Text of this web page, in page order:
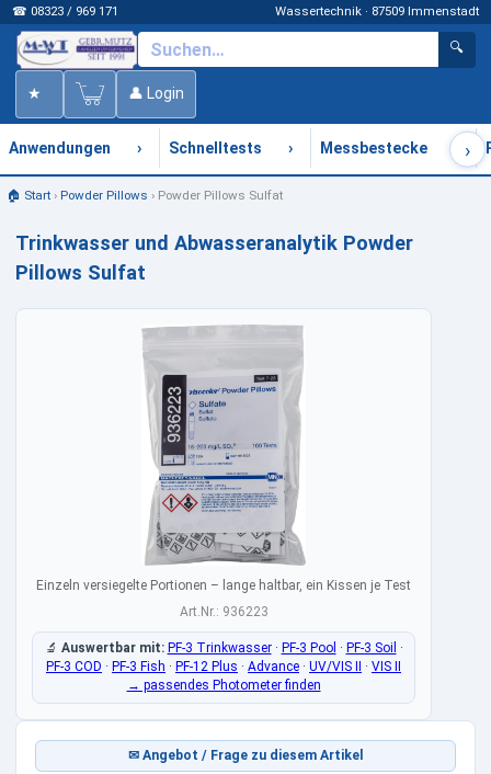
☎ 08323 / 969 171 Wassertechnik · 87509 Immenstadt
🔍
★ 👤 Login
Anwendungen › Schnelltests › Messbestecke ›
🏠 Start› Powder Pillows › Powder Pillows Sulfat
Trinkwasser und Abwasseranalytik Powder
Pillows Sulfat
Einzeln versiegelte Portionen – lange haltbar, ein Kissen je Test
Art.Nr.: 936223
🔬 Auswertbar mit: PF-3 Trinkwasser· PF-3 Pool · PF-3 Soil ·
PF-3 COD · PF-3 Fish · PF-12 Plus · Advance · UV/VIS II · VIS II
→ passendes Photometer finden
✉ Angebot / Frage zu diesem Artikel